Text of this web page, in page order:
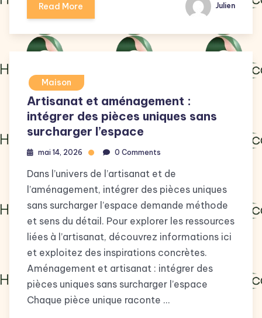
Read More Julien
Maison
Artisanat et aménagement :
intégrer des pièces uniques sans
surcharger l’espace
mai 14, 2026 0 Comments
Dans l’univers de l’artisanat et de
l’aménagement, intégrer des pièces uniques
sans surcharger l’espace demande méthode
et sens du détail. Pour explorer les ressources
liées à l’artisanat, découvrez informations ici
et exploitez des inspirations concrètes.
Aménagement et artisanat : intégrer des
pièces uniques sans surcharger l’espace
Chaque pièce unique raconte …